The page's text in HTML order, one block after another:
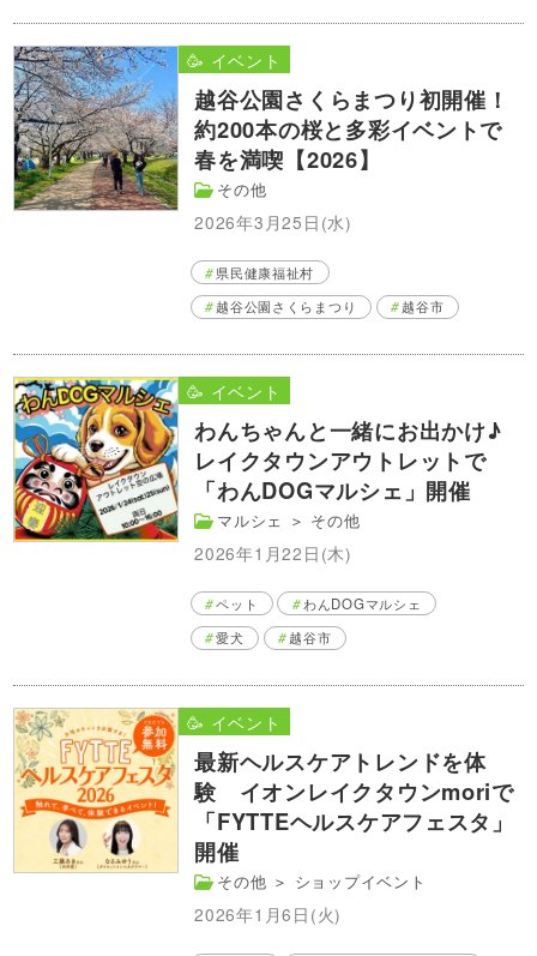
越谷公園さくらまつり初開催！
約200本の桜と多彩イベントで
春を満喫【2026】
その他
2026年3月25日(水)
🥳 イベント
県民健康福祉村
越谷公園さくらまつり
越谷市
わんちゃんと一緒にお出かけ♪
レイクタウンアウトレットで
「わんDOGマルシェ」開催
マルシェ ＞ その他
2026年1月22日(木)
🥳 イベント
ペット
わんDOGマルシェ
愛犬
越谷市
最新ヘルスケアトレンドを体
験 イオンレイクタウンmoriで
「FYTTEヘルスケアフェスタ」
開催
その他 ＞ ショップイベント
2026年1月6日(火)
🥳 イベント